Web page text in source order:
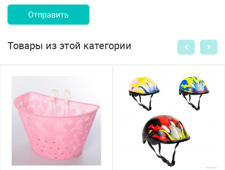
Отправить
Товары из этой категории